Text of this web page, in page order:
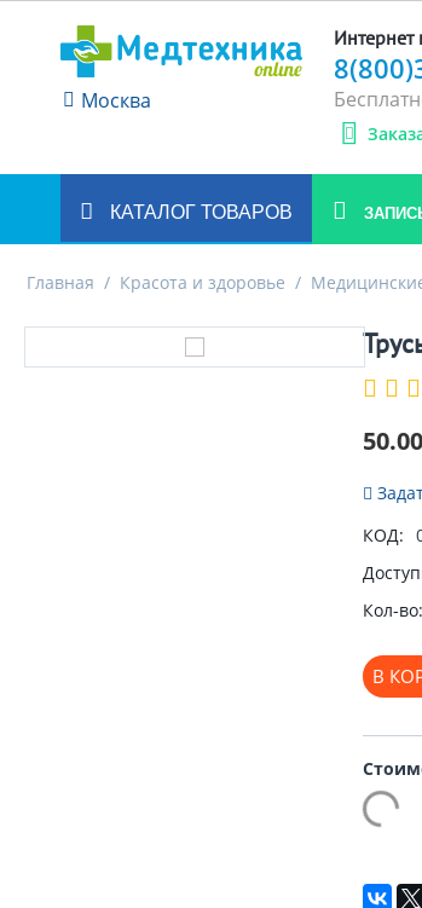
Москва
Интернет
КАТАЛОГ ТОВАРОВ
Главная / Красота и здоровье /
50.00
КОД:
Кол-во:
В